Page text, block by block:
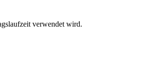
verwendet wird.